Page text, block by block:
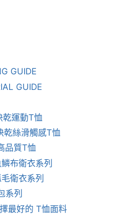
GUIDE
GUIDE
運動T恤
絲滑觸感T恤
品質T恤
布衛衣系列
衛衣系列
系列
最好的 T恤面料